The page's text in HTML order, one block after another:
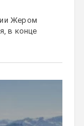
Жером
в конце